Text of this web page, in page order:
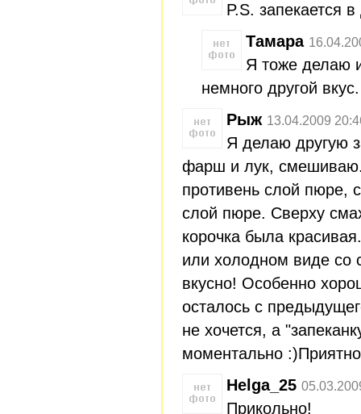
P.S. запекается
Тамара
Я тоже делаю
немного другой вкус.
Рыж 13.04.2009
Я делаю другую
фарш и лук,
противень слой пюре,
слой пюре. Сверху
корочка была
или холодном виде со
вкусно! Особенно
осталось с
не хочется, а
моментально
Helga_25
Прикольно!